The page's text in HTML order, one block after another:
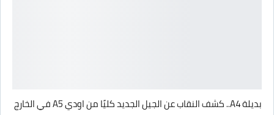
بديلة A4.. كشف النقاب عن الجيل الجديد كليًا من اودي A5 في الخارج